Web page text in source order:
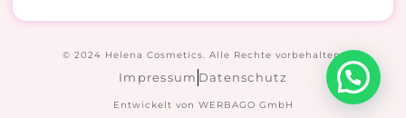
© 2024 Helena Cosmetics. Alle Rechte vorbehalten.
Impressum Datenschutz
Entwickelt von WERBAGO GmbH